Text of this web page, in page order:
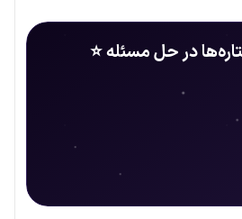
در حل مسئله ⭐